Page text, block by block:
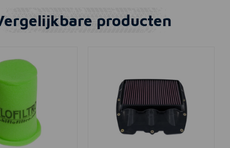
producten